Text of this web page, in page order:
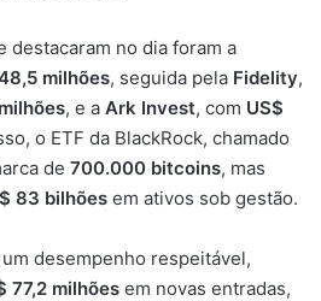
destacaram no dia foram a
milhões, seguida pela Fidelity,
, e a Ark Invest, com US$
o ETF da BlackRock, chamado
de 700.000 bitcoins, mas
83 bilhões em ativos sob gestão.
desempenho respeitável,
77,2 milhões em novas entradas,